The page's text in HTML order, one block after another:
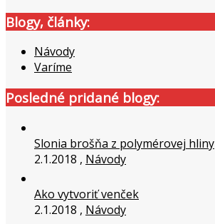
Blogy, články:
Návody
Varíme
Posledné pridané blogy:
Slonia brošňa z polymérovej hliny
2.1.2018 , Návody
Ako vytvoriť venček
2.1.2018 , Návody